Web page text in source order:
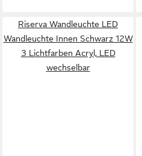
Riserva Wandleuchte LED
Wandleuchte Innen Schwarz 12W
3 Lichtfarben Acryl, LED
wechselbar